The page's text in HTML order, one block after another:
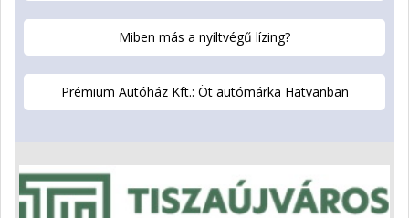
Miben más a nyíltvégű lízing?
Prémium Autóház Kft.: Öt autómárka Hatvanban